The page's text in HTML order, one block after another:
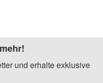
und erhalte exklusive